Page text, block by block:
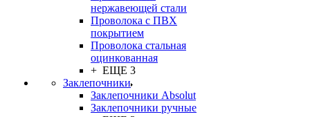
нержавеющей стали
Проволока с ПВХ
покрытием
Проволока стальная
оцинкованная
+ ЕЩЕ 3
Заклепочники
Заклепочники Absolut
Заклепочники ручные